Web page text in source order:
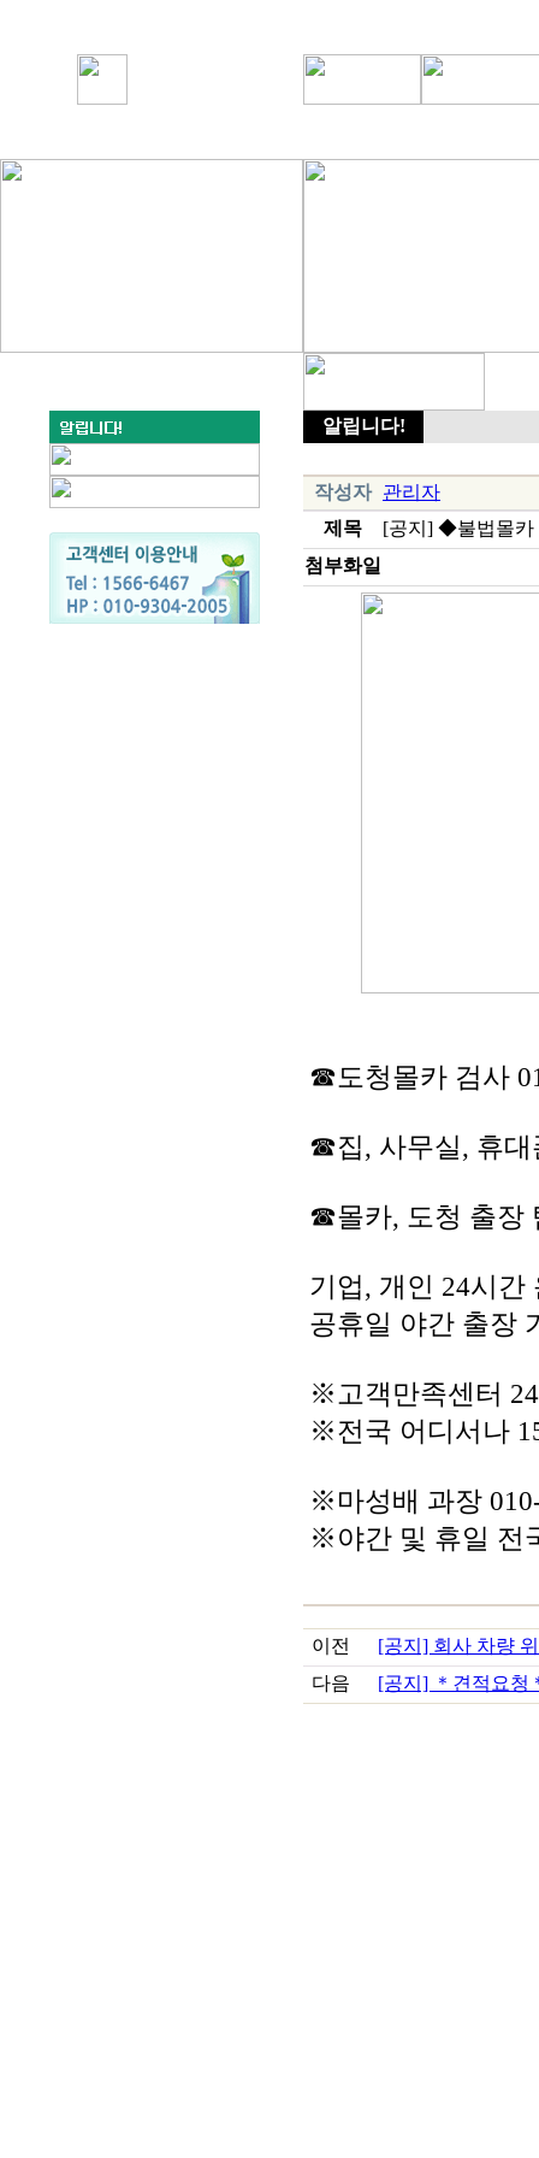
알립니다!
작성자
관리자
제목
[공지] ◆불법몰카
첨부화일
☎도청몰카 검사
☎집, 사무실, 휴대
☎몰카, 도청 출장
기업, 개인 24시간
공휴일 야간 출장
※고객만족센터
※전국 어디서나
※마성배 과장
※야간 및 휴일 전
이전
[공지] 회사 차량
다음
[공지] ＊견적요청